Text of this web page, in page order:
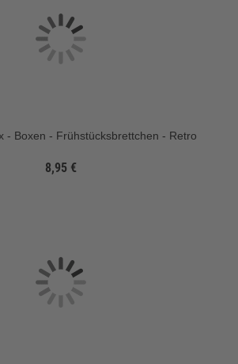
- Boxen - Frühstücksbrettchen - Retro
8,95 €